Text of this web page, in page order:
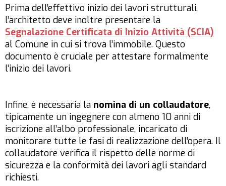
Prima dell’effettivo inizio dei lavori strutturali,
l’architetto deve inoltre presentare la
Segnalazione Certificata di Inizio Attività (SCIA)
al Comune in cui si trova l’immobile. Questo
documento è cruciale per attestare formalmente
l’inizio dei lavori.
Infine, è necessaria la nomina di un collaudatore,
tipicamente un ingegnere con almeno 10 anni di
iscrizione all’albo professionale, incaricato di
monitorare tutte le fasi di realizzazione dell’opera. Il
collaudatore verifica il rispetto delle norme di
sicurezza e la conformità dei lavori agli standard
richiesti.